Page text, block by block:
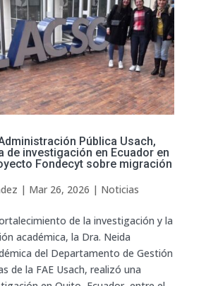
Pública Usach,
de investigación en Ecuador en
Fondecyt sobre migración
| Mar 26, 2026 | Noticias
de la investigación y la
académica, la Dra. Neida
del Departamento de Gestión
de la FAE Usach, realizó una